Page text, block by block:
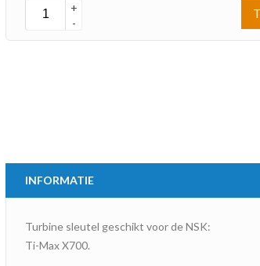
+
-
INFORMATIE
Turbine sleutel geschikt voor de NSK:
Ti-Max X700.